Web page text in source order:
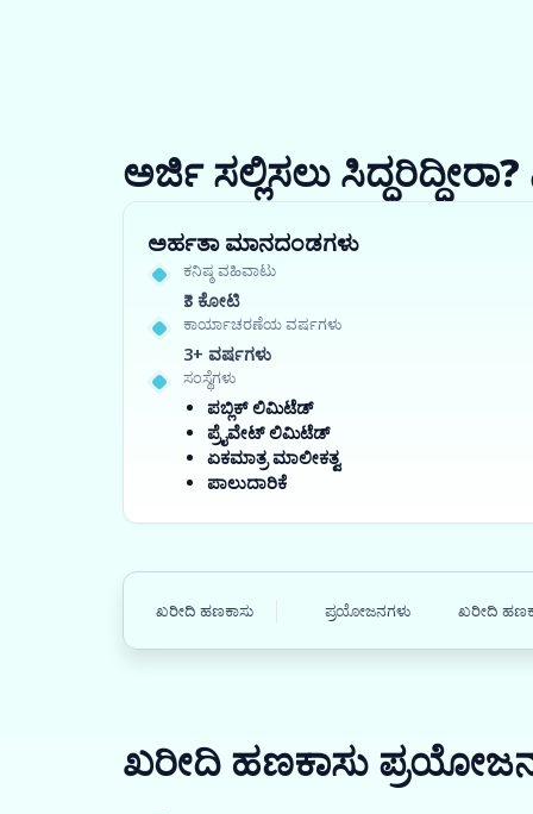
ಅರ್ಜಿ ಸಲ್ಲಿಸಲು
ಅರ್ಹತಾ ಮಾನದಂಡಗಳು
ಕನಿಷ್ಠ ವಹಿವಾಟು
₹3 ಕೋಟಿ
ಕಾರ್ಯಾಚರಣೆಯ ವರ್ಷಗಳು
3+ ವರ್ಷಗಳು
ಸಂಸ್ಥೆಗಳು
ಪಬ್ಲಿಕ್ ಲಿಮಿಟೆಡ್
ಪ್ರೈವೇಟ್ ಲಿಮಿಟೆಡ್
ಏಕಮಾತ್ರ ಮಾಲೀಕತ್ವ
ಪಾಲುದಾರಿಕೆ
ಖರೀದಿ ಹಣಕಾಸು ಪ್ರಯೋಜನಗಳು ಖರೀದಿ
ಖರೀದಿ ಹಣಕಾಸು